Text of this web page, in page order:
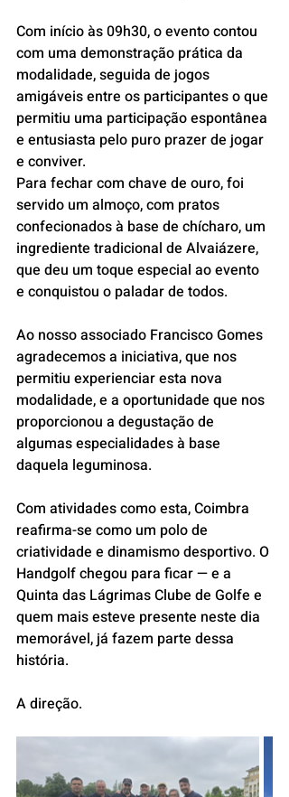
Com início às 09h30, o evento contou
com uma demonstração prática da
modalidade, seguida de jogos
amigáveis entre os participantes o que
permitiu uma participação espontânea
e entusiasta pelo puro prazer de jogar
e conviver.
Para fechar com chave de ouro, foi
servido um almoço, com pratos
confecionados à base de chícharo, um
ingrediente tradicional de Alvaiázere,
que deu um toque especial ao evento
e conquistou o paladar de todos.
Ao nosso associado Francisco Gomes
agradecemos a iniciativa, que nos
permitiu experienciar esta nova
modalidade, e a oportunidade que nos
proporcionou a degustação de
algumas especialidades à base
daquela leguminosa.
Com atividades como esta, Coimbra
reafirma-se como um polo de
criatividade e dinamismo desportivo. O
Handgolf chegou para ficar — e a
Quinta das Lágrimas Clube de Golfe e
quem mais esteve presente neste dia
memorável, já fazem parte dessa
história.
A direção.